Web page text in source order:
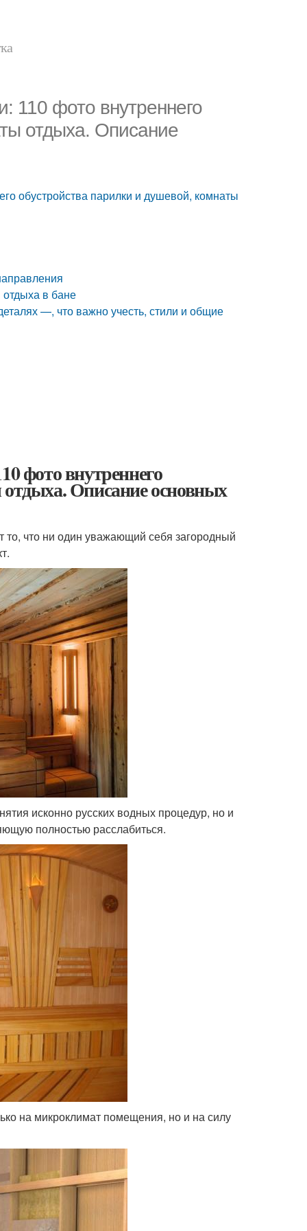
110 фото внутреннего
отдыха. Описание
обустройства парилки и душевой, комнаты
в бане
—, что важно учесть, стили и общие
фото внутреннего
Описание основных
то, что ни один уважающий себя загородный
исконно русских водных процедур, но и
полностью расслабиться.
на микроклимат помещения, но и на силу